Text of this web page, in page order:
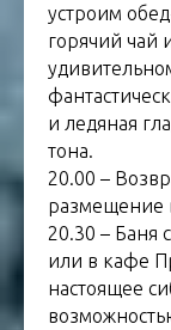
устроим
горячий чай
и ледяная
тона.
20.00 –
размещение
20.30 – Баня
или в кафе
настоящее